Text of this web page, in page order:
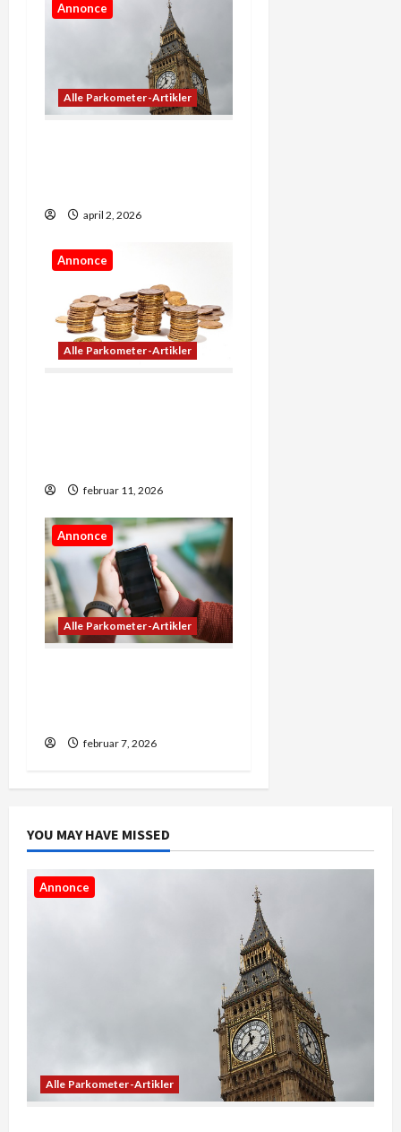
i
Annonce
Alle Parkometer-Artikler
april 2, 2026
Annonce
Alle Parkometer-Artikler
februar 11, 2026
Annonce
Alle Parkometer-Artikler
februar 7, 2026
YOU MAY HAVE MISSED
Annonce
Alle Parkometer-Artikler